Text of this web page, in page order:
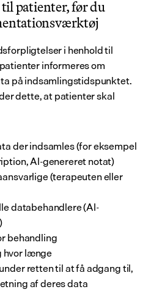
patienter, før du
i henhold til
informeres om
på indsamlingstidspunktet.
dette, at patienter skal
der indsamles (for eksempel
AI-genereret notat)
(terapeuten eller
databehandlere (AI-
behandling
hvor længe
retten til at få adgang til,
af deres data